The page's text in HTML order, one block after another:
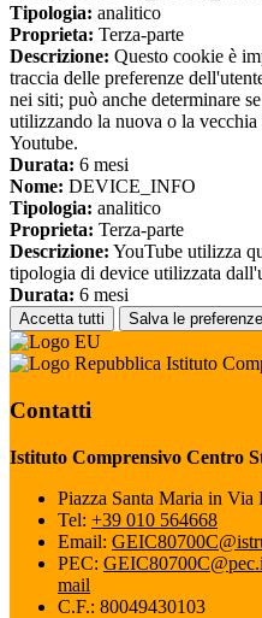
Tipologia: analitico
Proprieta: Terza-parte
Descrizione: Questo cookie è
traccia delle preferenze
nei siti; può anche determinare
utilizzando la nuova o la
Youtube.
Durata: 6 mesi
Nome: DEVICE_INFO
Tipologia: analitico
Proprieta: Terza-parte
Descrizione: YouTube utilizza
tipologia di device utilizzata
Durata: 6 mesi
Accetta tutti Salva le preferenze
Istituto
Contatti
Istituto Comprensivo Centro
Piazza Santa Maria in
Tel: +39 010 564668
Email:
PEC:
mail
C.F.: 80049430103